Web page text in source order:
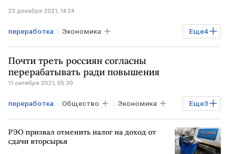
23 декабря 2021, 14:24
Еще4
переработка Экономика
пресс-конференция "Зеленый курс"
Владимир Путин
Почти треть россиян согласны
перерабатывать ради повышения
11 октября 2021, 05:30
Еще3
переработка Общество Экономика
россияне карьера исследование
РЭО призвал отменить налог на доход от
сдачи вторсырья